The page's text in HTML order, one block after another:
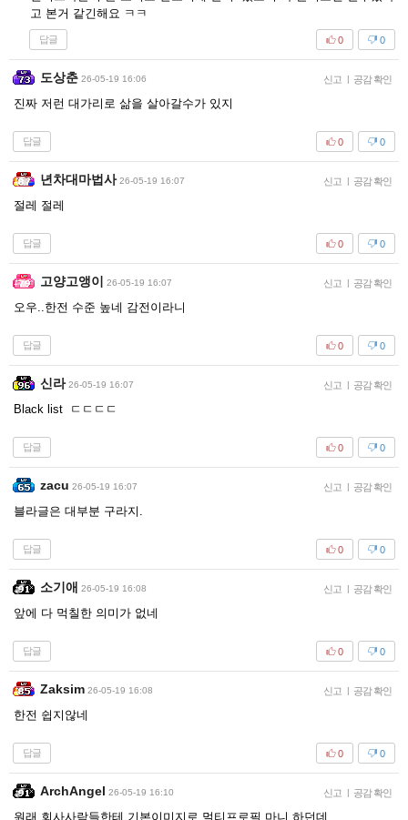
고 본거 같긴해요 ㅋㅋ
답글 0
0
도상춘 26-05-19 16:06 신고 | 공감 확인
진짜 저런 대가리로 삶을 살아갈수가 있지
답글 0
0
년차대마법사 26-05-19 16:07 신고 | 공감 확인
절레 절레
답글 0
0
고양고앵이 26-05-19 16:07 신고 | 공감 확인
오우..한전 수준 높네 감전이라니
답글 0
0
신라 26-05-19 16:07 신고 | 공감 확인
Black list ㄷㄷㄷㄷ
답글 0
0
zacu 26-05-19 16:07 신고 | 공감 확인
블라글은 대부분 구라지.
답글 0
0
소기애 26-05-19 16:08 신고 | 공감 확인
앞에 다 먹칠한 의미가 없네
답글 0
0
Zaksim 26-05-19 16:08 신고 | 공감 확인
한전 쉽지않네
답글 0
0
ArchAngel 26-05-19 16:10 신고 | 공감 확인
원래 회사사람들한테 기본이미지로 멀티프로필 마니 하던데